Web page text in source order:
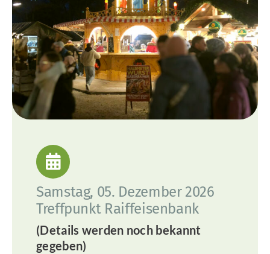
Samstag, 05. Dezember 2026
Treffpunkt Raiffeisenbank
(Details werden noch bekannt
gegeben)